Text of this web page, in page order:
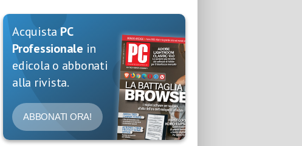
Acquista PC
Professionale in
edicola o abbonati
alla rivista.
ABBONATI ORA!